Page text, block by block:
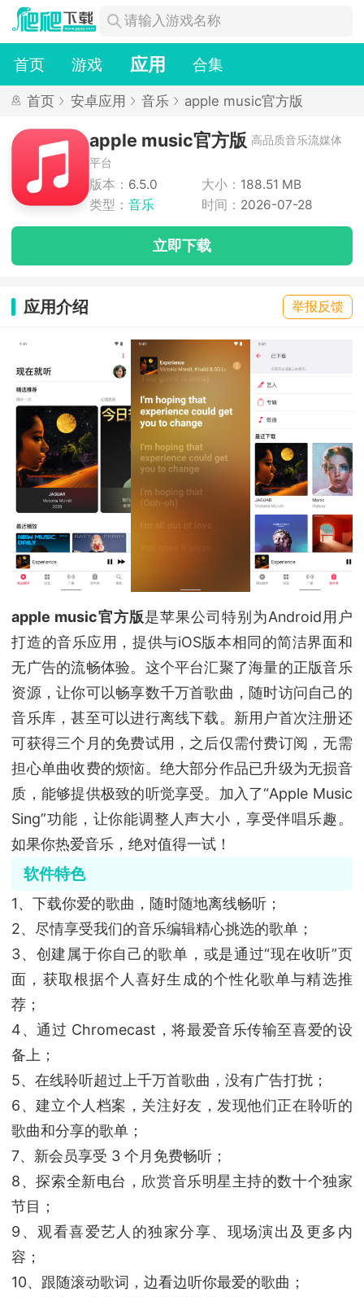
首页 游戏 应用 合集
首页 安卓应用 音乐 apple music官方版
apple music官方版 高品质音乐流媒体
平台
版本： 6.5.0 大小： 188.51 MB
类型： 音乐 时间： 2026-07-28
立即下载
应用介绍 举报反馈
apple music官方版是苹果公司特别为Android用户
打造的音乐应用，提供与iOS版本相同的简洁界面和
无广告的流畅体验。这个平台汇聚了海量的正版音乐
资源，让你可以畅享数千万首歌曲，随时访问自己的
音乐库，甚至可以进行离线下载。新用户首次注册还
可获得三个月的免费试用，之后仅需付费订阅，无需
担心单曲收费的烦恼。绝大部分作品已升级为无损音
质，能够提供极致的听觉享受。加入了“Apple Music
Sing”功能，让你能调整人声大小，享受伴唱乐趣。
如果你热爱音乐，绝对值得一试！
软件特色
1、下载你爱的歌曲，随时随地离线畅听；
2、尽情享受我们的音乐编辑精心挑选的歌单；
3、创建属于你自己的歌单，或是通过“现在收听”页
面，获取根据个人喜好生成的个性化歌单与精选推
荐；
4、通过 Chromecast，将最爱音乐传输至喜爱的设
备上；
5、在线聆听超过上千万首歌曲，没有广告打扰；
6、建立个人档案，关注好友，发现他们正在聆听的
歌曲和分享的歌单；
7、新会员享受 3 个月免费畅听；
8、探索全新电台，欣赏音乐明星主持的数十个独家
节目；
9、观看喜爱艺人的独家分享、现场演出及更多内
容；
10、跟随滚动歌词，边看边听你最爱的歌曲；